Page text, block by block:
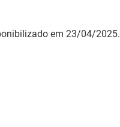
em 23/04/2025.